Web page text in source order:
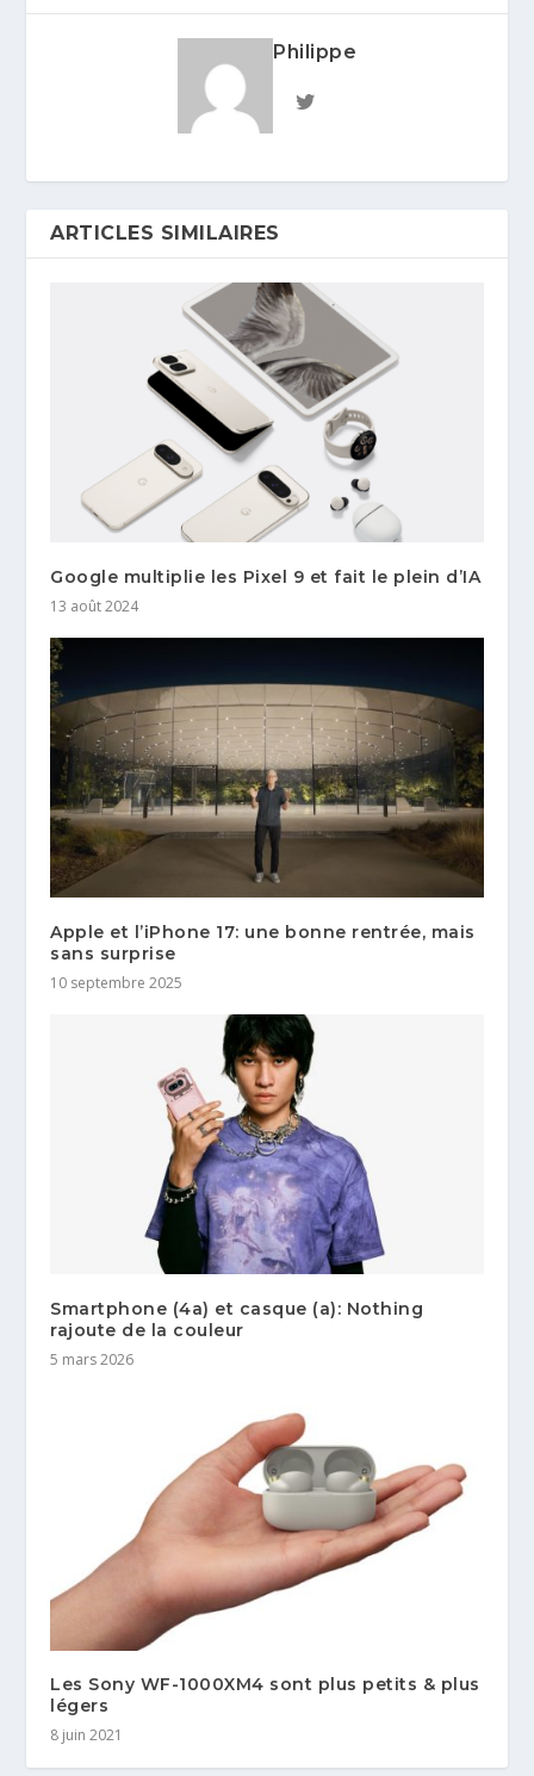
Philippe
ARTICLES SIMILAIRES
Google multiplie les Pixel 9 et fait le plein d’IA
13 août 2024
Apple et l’iPhone 17: une bonne rentrée, mais
sans surprise
10 septembre 2025
Smartphone (4a) et casque (a): Nothing
rajoute de la couleur
5 mars 2026
Les Sony WF-1000XM4 sont plus petits & plus
légers
8 juin 2021